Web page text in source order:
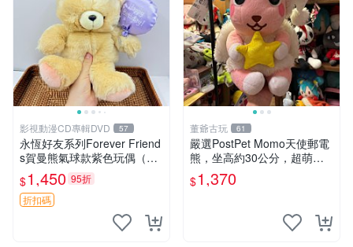
影視動漫CD專輯DVD 57
永恆好友系列Forever Friend
s賀曼熊氣球款紫色玩偶（鼻
子稍有磨損） 中古玩具 氣球
熊 玩偶
$1,450 95折
折扣碼
董爺古玩 61
嚴選PostPet Momo天使郵電
熊，坐高約30公分，超萌可
愛收藏首選 天使郵電熊 Mom
o熊 玩具
$1,370